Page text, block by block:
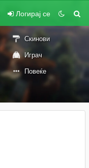
Логирај се
Скинови
Играч
Повеќе